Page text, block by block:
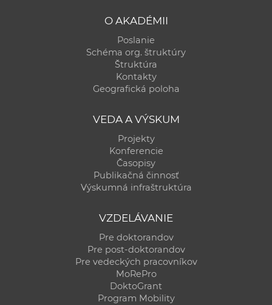
O AKADÉMII
Poslanie
Schéma org. štruktúry
Štruktúra
Kontakty
Geografická poloha
VEDA A VÝSKUM
Projekty
Konferencie
Časopisy
Publikačná činnosť
Výskumná infraštruktúra
VZDELÁVANIE
Pre doktorandov
Pre post-doktorandov
Pre vedeckých pracovníkov
MoRePro
DoktoGrant
Program Mobility